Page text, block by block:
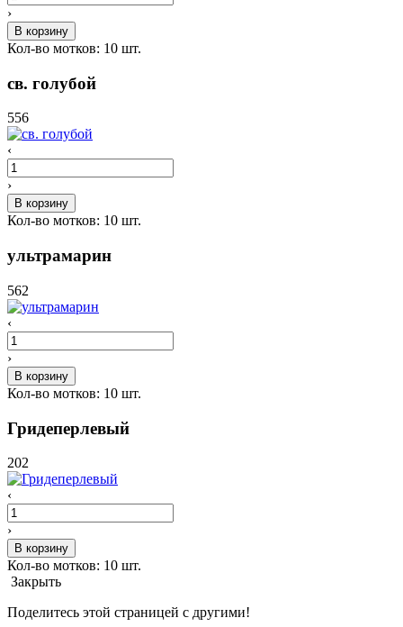
›
В корзину
Кол-во мотков: 10 шт.
св. голубой
556
‹
›
В корзину
Кол-во мотков: 10 шт.
ультрамарин
562
‹
›
В корзину
Кол-во мотков: 10 шт.
Гридеперлевый
202
‹
›
В корзину
Кол-во мотков: 10 шт.
Закрыть
Поделитесь этой страницей с другими!